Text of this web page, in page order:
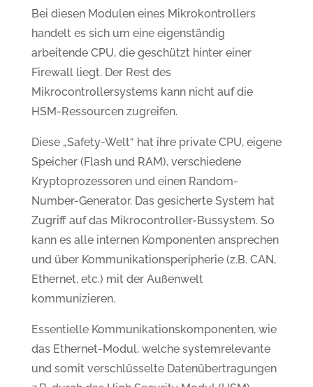
Bei diesen Modulen eines Mikrokontrollers
handelt es sich um eine eigenständig
arbeitende CPU, die geschützt hinter einer
Firewall liegt. Der Rest des
Mikrocontrollersystems kann nicht auf die
HSM-Ressourcen zugreifen.
Diese „Safety-Welt“ hat ihre private CPU, eigene
Speicher (Flash und RAM), verschiedene
Kryptoprozessoren und einen Random-
Number-Generator. Das gesicherte System hat
Zugriff auf das Mikrocontroller-Bussystem. So
kann es alle internen Komponenten ansprechen
und über Kommunikationsperipherie (z.B. CAN,
Ethernet, etc.) mit der Außenwelt
kommunizieren.
Essentielle Kommunikationskomponenten, wie
das Ethernet-Modul, welche systemrelevante
und somit verschlüsselte Datenübertragungen